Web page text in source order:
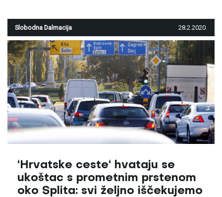
Slobodna Dalmacija 28.2.2020.
‘Hrvatske ceste‘ hvataju se
ukoštac s prometnim prstenom
oko Splita: svi željno iščekujemo